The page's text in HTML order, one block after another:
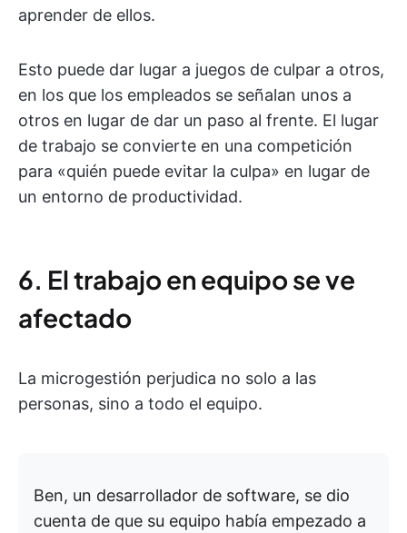
aprender de ellos.
Esto puede dar lugar a juegos de culpar a otros,
en los que los empleados se señalan unos a
otros en lugar de dar un paso al frente. El lugar
de trabajo se convierte en una competición
para «quién puede evitar la culpa» en lugar de
un entorno de productividad.
6. El trabajo en equipo se ve
afectado
La microgestión perjudica no solo a las
personas, sino a todo el equipo.
Ben, un desarrollador de software, se dio
cuenta de que su equipo había empezado a